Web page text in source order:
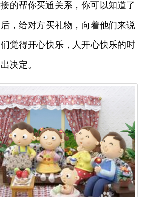
的帮你买通关系，你可以知道了
，给对方买礼物，向着他们来说
觉得开心快乐，人开心快乐的时
决定。